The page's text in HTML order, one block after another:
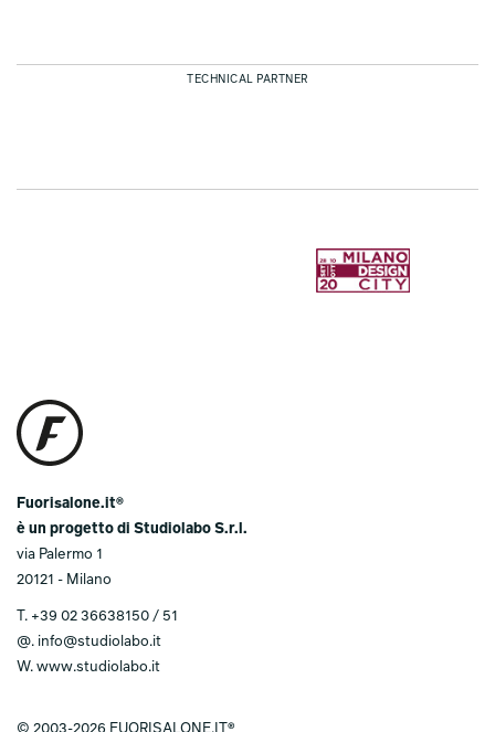
TECHNICAL PARTNER
Fuorisalone.it®
è un progetto di Studiolabo S.r.l.
via Palermo 1
20121 - Milano
T. +39 02 36638150 / 51
@. info@studiolabo.it
W. www.studiolabo.it